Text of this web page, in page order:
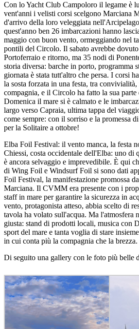
Con lo Yacht Club Campoloro il legame è
vent'anni i velisti corsi scelgono Marciana
d'arrivo della loro veleggiata
quest'anno ben 26 imbarcazioni hanno
maggio con buon vento, ormeggiando nel
pontili del Circolo. Il sabato avrebbe
Portoferraio e ritorno, ma 35 nodi di
storia diversa: barche in porto, programma
giornata è stata tutt'altro che persa. I corsi
la sosta forzata in una festa, tra convivialità,
compagnia, e il Circolo ha fatto la sua parte
Domenica il mare si è calmato e le
largo verso Capraia, ultima tappa del
come sempre: con il sorriso e la promessa
per la Solitaire a ottobre!
Elba Foil Festival: il vento manca, la festa
Chiessi, costa occidentale dell'Elba: uno di
è ancora selvaggio e imprevedibile. È qui
di Wing Foil e Windsurf Foil si sono dati
Foil Festival, la manifestazione promossa
Marciana. Il CVMM era presente con i
staff in mare per garantire la sicurezza in
vento, protagonista atteso, abbia scelto di
tavola ha volato sull'acqua. Ma l'atmosfera
giusta: stand di prodotti locali, musica con
sport del mare e tanta voglia di stare
in cui conta più la compagnia che la brezza.
Di seguito una gallery con le foto più belle